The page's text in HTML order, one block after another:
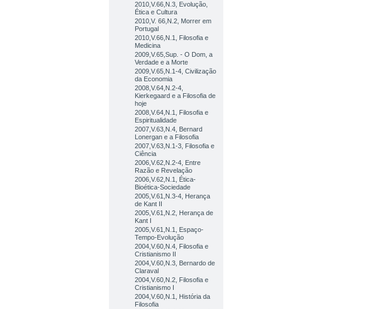
2010,V.66,N.3, Evolução,
Ética e Cultura
2010,V. 66,N.2, Morrer em
Portugal
2010,V.66,N.1, Filosofia e
Medicina
2009,V.65,Sup. - O Dom, a
Verdade e a Morte
2009,V.65,N.1-4, Civilização
da Economia
2008,V.64,N.2-4,
Kierkegaard e a Filosofia de
hoje
2008,V.64,N.1, Filosofia e
Espiritualidade
2007,V.63,N.4, Bernard
Lonergan e a Filosofia
2007,V.63,N.1-3, Filosofia e
Ciência
2006,V.62,N.2-4, Entre
Razão e Revelação
2006,V.62,N.1, Ética-
Bioética-Sociedade
2005,V.61,N.3-4, Herança
de Kant II
2005,V.61,N.2, Herança de
Kant I
2005,V.61,N.1, Espaço-
Tempo-Evolução
2004,V.60,N.4, Filosofia e
Cristianismo II
2004,V.60,N.3, Bernardo de
Claraval
2004,V.60,N.2, Filosofia e
Cristianismo I
2004,V.60,N.1, História da
Filosofia